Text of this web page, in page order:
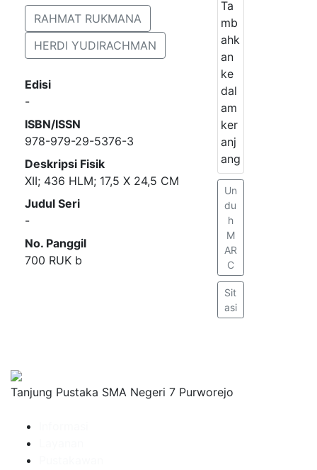
RAHMAT RUKMANA
HERDI YUDIRACHMAN
Edisi
-
ISBN/ISSN
978-979-29-5376-3
Deskripsi Fisik
XII; 436 HLM; 17,5 X 24,5 CM
Judul Seri
-
No. Panggil
700 RUK b
Ta
mb
ahk
an
ke
dal
am
ker
anj
ang
Un
du
h
M
AR
C
Sit
asi
Tanjung Pustaka SMA Negeri 7 Purworejo